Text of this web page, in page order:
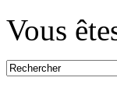
Vous